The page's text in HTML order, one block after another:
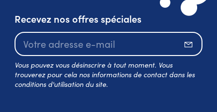
Recevez nos offres spéciales
Vous pouvez vous désinscrire à tout moment. Vous
trouverez pour cela nos informations de contact dans les
conditions d'utilisation du site.